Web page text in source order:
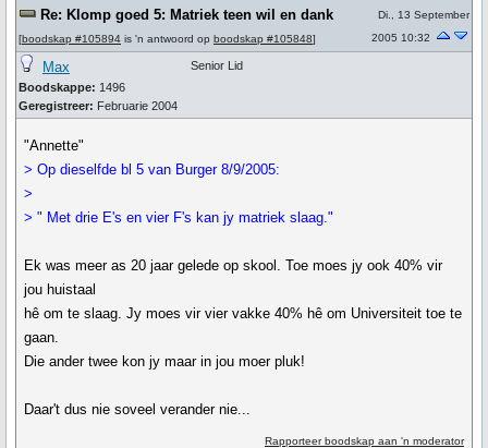
Re: Klomp goed 5: Matriek teen wil en dank
[boodskap #105894 is 'n antwoord op boodskap #105848]
Di., 13 September
2005 10:32
Max
Boodskappe: 1496
Geregistreer: Februarie 2004
Senior Lid
"Annette"
> Op dieselfde bl 5 van Burger 8/9/2005:
>
> " Met drie E's en vier F's kan jy matriek slaag."
Ek was meer as 20 jaar gelede op skool. Toe moes jy ook 40% vir
jou huistaal
hê om te slaag. Jy moes vir vier vakke 40% hê om Universiteit toe te
gaan.
Die ander twee kon jy maar in jou moer pluk!
Daar't dus nie soveel verander nie...
Rapporteer boodskap aan 'n moderator